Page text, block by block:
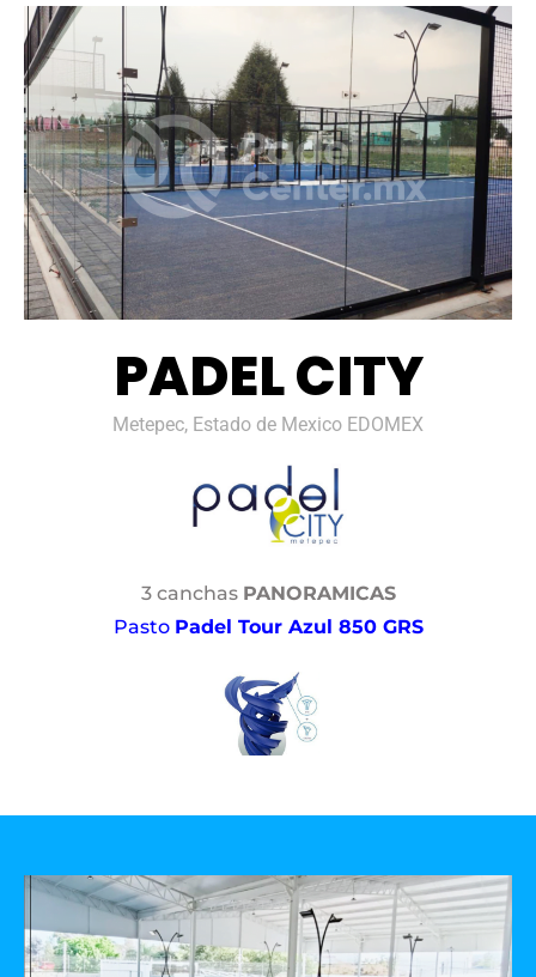
PADEL CITY
Metepec, Estado de Mexico EDOMEX
3 canchas PANORAMICAS
Pasto Padel Tour Azul 850 GRS